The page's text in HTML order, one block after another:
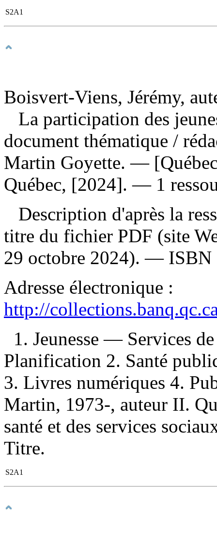
S2A1
Boisvert-Viens, Jérémy,
La participation des
document thématique /
Martin Goyette. —
Québec, [2024]. — 1
Description d'après la
titre du fichier PDF (site
29 octobre 2024). — ISBN
Adresse électronique :
http://
1. Jeunesse — Services
Planification 2. Santé
3. Livres numériques 4.
Martin, 1973-, auteur II.
santé et des services
Titre.
S2A1